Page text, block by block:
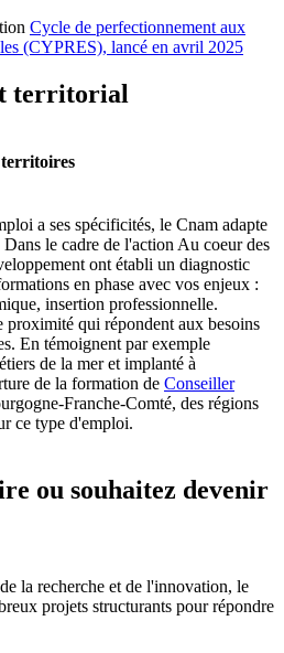
Cycle de perfectionnement aux
(CYPRES), lancé en avril 2025
territorial
a ses spécificités, le Cnam adapte
Dans le cadre de l'action Au coeur des
ont établi un diagnostic
en phase avec vos enjeux :
insertion professionnelle.
proximité qui répondent aux besoins
En témoignent par exemple
de la mer et implanté à
de la formation de Conseiller
Franche-Comté, des régions
ce type d'emploi.
ou souhaitez devenir
la recherche et de l'innovation, le
projets structurants pour répondre